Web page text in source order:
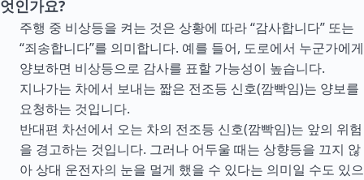
엇인가요?
주행 중 비상등을 켜는 것은 상황에 따라 “감사합니다” 또는
“죄송합니다”를 의미합니다. 예를 들어, 도로에서 누군가에게
양보하면 비상등으로 감사를 표할 가능성이 높습니다.
지나가는 차에서 보내는 짧은 전조등 신호(깜빡임)는 양보를
요청하는 것입니다.
반대편 차선에서 오는 차의 전조등 신호(깜빡임)는 앞의 위험
을 경고하는 것입니다. 그러나 어두울 때는 상향등을 끄지 않
아 상대 운전자의 눈을 멀게 했을 수 있다는 의미일 수도 있으